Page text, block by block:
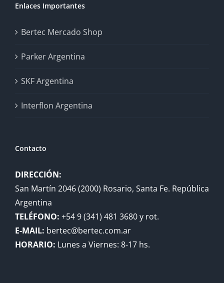
Enlaces Importantes
Bertec Mercado Shop
Parker Argentina
SKF Argentina
Interflon Argentina
Contacto
DIRECCIÓN:
San Martín 2046 (2000) Rosario, Santa Fe. República
Argentina
TELÉFONO: +54 9 (341) 481 3680 y rot.
E-MAIL: bertec@bertec.com.ar
HORARIO: Lunes a Viernes: 8-17 hs.